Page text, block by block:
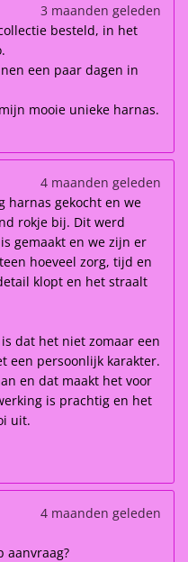
3 maanden geleden
besteld, in het
een paar dagen in
mooie unieke harnas.
4 maanden geleden
harnas gekocht en we
rokje bij. Dit werd
gemaakt en we zijn er
hoeveel zorg, tijd en
klopt en het straalt
dat het niet zomaar een
een persoonlijk karakter.
en dat maakt het voor
is prachtig en het
uit.
4 maanden geleden
aanvraag?